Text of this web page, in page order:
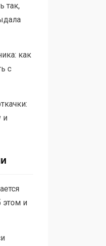
так,
как
с
и
этом и